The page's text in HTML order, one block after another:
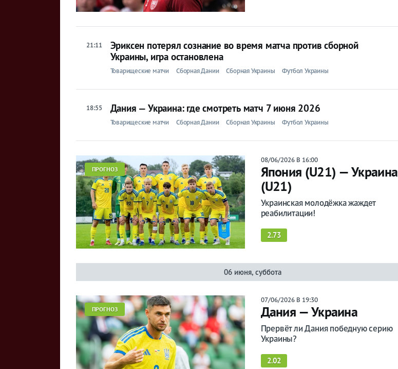
21:11
Эриксен потерял сознание во время матча против сборной
Украины, игра остановлена
Товарищеские матчи Сборная Дании Сборная Украины Футбол Украины
18:55 Дания — Украина: где смотреть матч 7 июня 2026
Товарищеские матчи Сборная Дании Сборная Украины Футбол Украины
ПРОГНОЗ
08/06/2026 В 16:00
Япония (U21) — Украина
(U21)
Украинская молодёжка жаждет
реабилитации!
2.73
06 июня, суббота
ПРОГНОЗ
07/06/2026 В 19:30
Дания — Украина
Прервёт ли Дания победную серию
Украины?
2.02